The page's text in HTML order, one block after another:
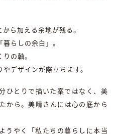
ら加える余地が残る。
らしの余白」。
の軸。
デザインが際立ちます。
ひとりで描いた案ではなく、美
から。美晴さんには心の底から
うやく「私たちの暮らしに本当